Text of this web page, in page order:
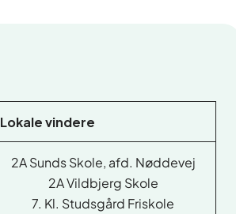
Lokale vindere
2A Sunds Skole, afd. Nøddevej
2A Vildbjerg Skole
7. Kl. Studsgård Friskole